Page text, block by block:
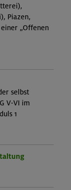
Piazen,
„Offenen
selbst
V-VI im
1